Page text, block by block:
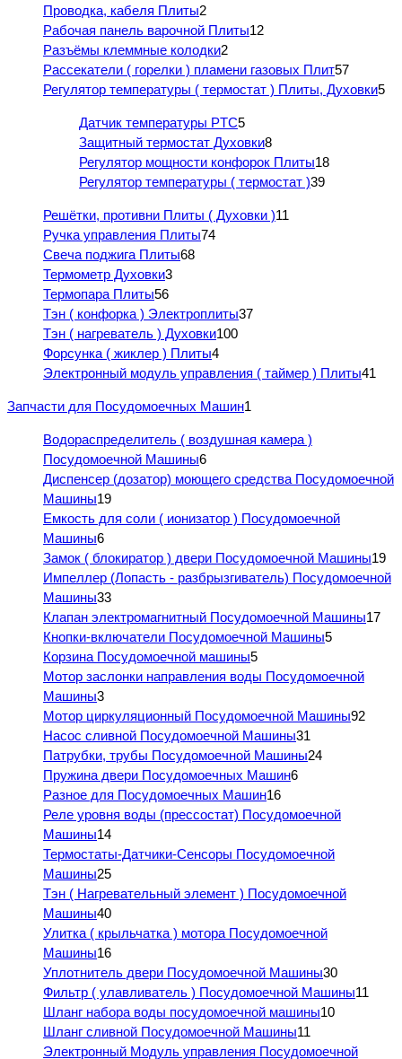
Проводка, кабеля Плиты2
Рабочая панель варочной Плиты12
Разъёмы клеммные колодки2
Рассекатели ( горелки ) пламени газовых Плит57
Регулятор температуры ( термостат ) Плиты, Духовки5
Датчик температуры PTC5
Защитный термостат Духовки8
Регулятор мощности конфорок Плиты18
Регулятор температуры ( термостат )39
Решётки, противни Плиты ( Духовки )11
Ручка управления Плиты74
Свеча поджига Плиты68
Термометр Духовки3
Термопара Плиты56
Тэн ( конфорка ) Электроплиты37
Тэн ( нагреватель ) Духовки100
Форсунка ( жиклер ) Плиты4
Электронный модуль управления ( таймер ) Плиты41
Запчасти для Посудомоечных Машин1
Водораспределитель ( воздушная камера )
Посудомоечной Машины6
Диспенсер (дозатор) моющего средства Посудомоечной
Машины19
Емкость для соли ( ионизатор ) Посудомоечной
Машины6
Замок ( блокиратор ) двери Посудомоечной Машины19
Импеллер (Лопасть - разбрызгиватель) Посудомоечной
Машины33
Клапан электромагнитный Посудомоечной Машины17
Кнопки-включатели Посудомоечной Машины5
Корзина Посудомоечной машины5
Мотор заслонки направления воды Посудомоечной
Машины3
Мотор циркуляционный Посудомоечной Машины92
Насос сливной Посудомоечной Машины31
Патрубки, трубы Посудомоечной Машины24
Пружина двери Посудомоечных Машин6
Разное для Посудомоечных Машин16
Реле уровня воды (прессостат) Посудомоечной
Машины14
Термостаты-Датчики-Сенсоры Посудомоечной
Машины25
Тэн ( Нагревательный элемент ) Посудомоечной
Машины40
Улитка ( крыльчатка ) мотора Посудомоечной
Машины16
Уплотнитель двери Посудомоечной Машины30
Фильтр ( улавливатель ) Посудомоечной Машины11
Шланг набора воды посудомоечной машины10
Шланг сливной Посудомоечной Машины11
Электронный Модуль управления Посудомоечной